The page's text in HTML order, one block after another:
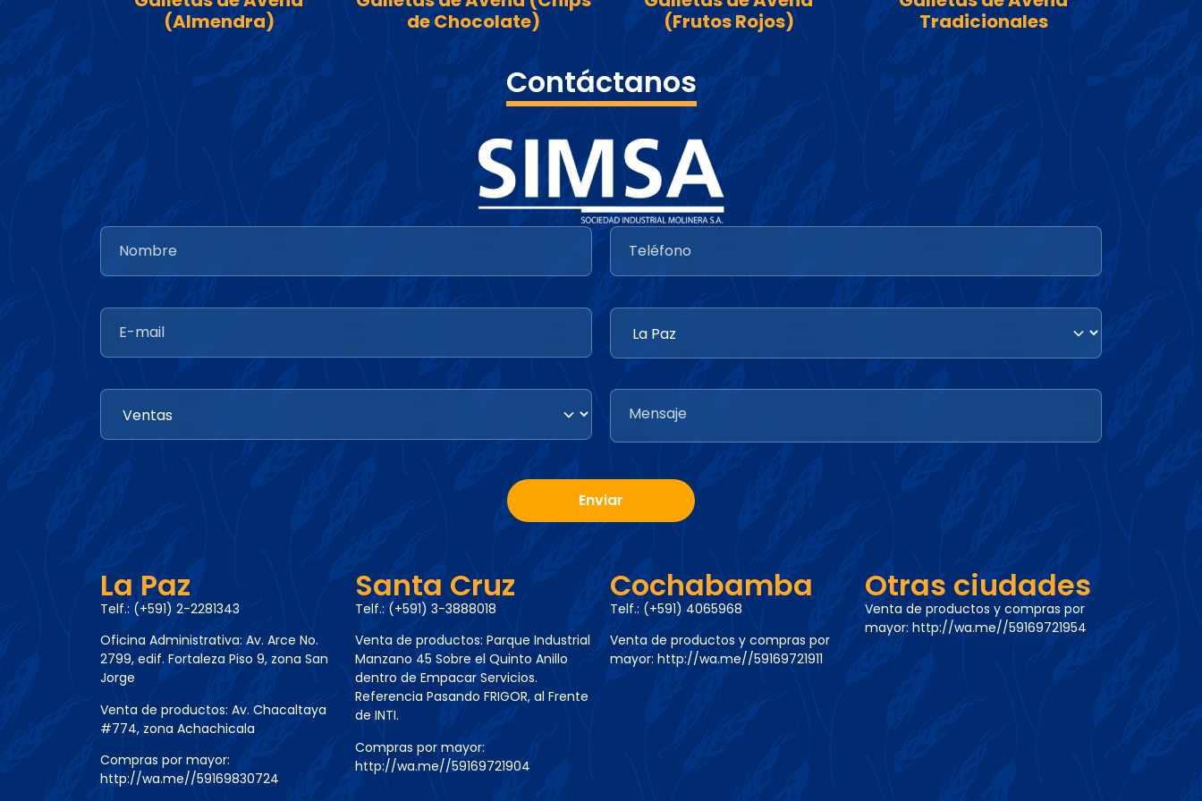
(Almendra)
de Chocolate)
(Frutos Rojos)
Tradicionales
Contáctanos
La Paz
Telf.: (+591) 2-2281343
Oficina Administrativa: Av. Arce No.
2799, edif. Fortaleza Piso 9, zona San
Jorge
Venta de productos: Av. Chacaltaya
#774, zona Achachicala
Compras por mayor:
http://wa.me//59169830724
Santa Cruz
Telf.: (+591) 3-3888018
Venta de productos: Parque Industrial
Manzano 45 Sobre el Quinto Anillo
dentro de Empacar Servicios.
Referencia Pasando FRIGOR, al Frente
de INTI.
Compras por mayor:
http://wa.me//59169721904
Cochabamba
Telf.: (+591) 4065968
Venta de productos y compras por
mayor: http://wa.me//59169721911
Otras ciudades
Venta de productos y compras por
mayor: http://wa.me//59169721954